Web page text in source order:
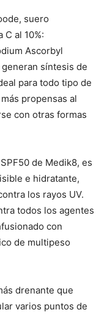
suero
al 10%:
Ascorbyl
síntesis de
para todo tipo de
propensas al
con otras formas
de Medik8, es
e hidratante,
los rayos UV.
todos los agentes
con
de multipeso
drenante que
varios puntos de